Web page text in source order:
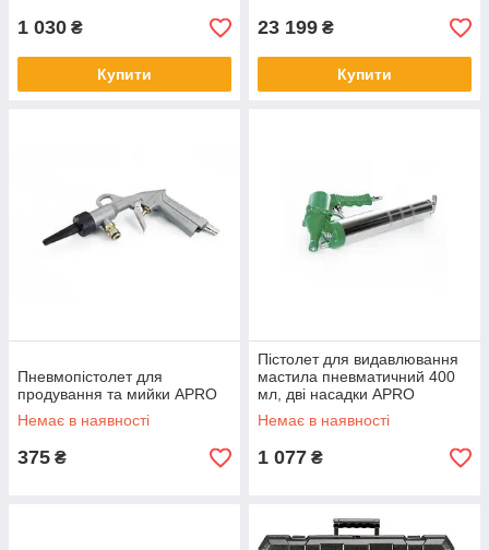
1 030 ₴
Купити
23 199 ₴
Купити
Пневмопістолет для
продування та мийки APRO
Немає в наявності
375 ₴
Пістолет для видавлювання
мастила пневматичний 400
мл, дві насадки APRO
Немає в наявності
1 077 ₴